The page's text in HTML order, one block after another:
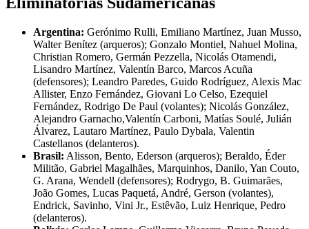
Argentina: Gerónimo Rulli, Emiliano Martínez, Juan Musso,
Walter Benítez (arqueros); Gonzalo Montiel, Nahuel Molina,
Christian Romero, Germán Pezzella, Nicolás Otamendi,
Lisandro Martínez, Valentín Barco, Marcos Acuña
(defensores); Leandro Paredes, Guido Rodríguez, Alexis Mac
Allister, Enzo Fernández, Giovani Lo Celso, Ezequiel
Fernández, Rodrigo De Paul (volantes); Nicolás González,
Alejandro Garnacho,Valentín Carboni, Matías Soulé, Julián
Álvarez, Lautaro Martínez, Paulo Dybala, Valentin
Castellanos (delanteros).
Brasil: Alisson, Bento, Ederson (arqueros); Beraldo, Éder
Militão, Gabriel Magalhães, Marquinhos, Danilo, Yan Couto,
G. Arana, Wendell (defensores); Rodrygo, B. Guimarães,
João Gomes, Lucas Paquetá, André, Gerson (volantes),
Endrick, Savinho, Vini Jr., Estêvão, Luiz Henrique, Pedro
(delanteros).